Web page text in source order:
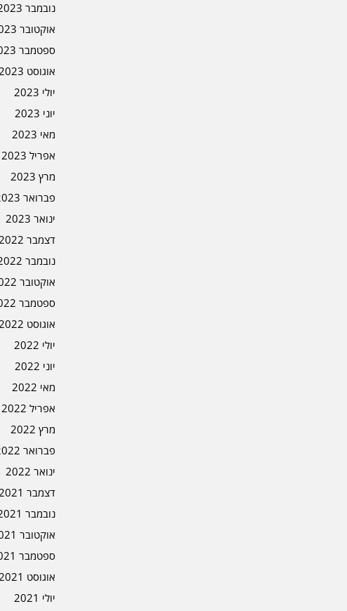
נובמבר 2023
אוקטובר 2023
ספטמבר 2023
אוגוסט 2023
יולי 2023
יוני 2023
מאי 2023
אפריל 2023
מרץ 2023
פברואר 2023
ינואר 2023
דצמבר 2022
נובמבר 2022
אוקטובר 2022
ספטמבר 2022
אוגוסט 2022
יולי 2022
יוני 2022
מאי 2022
אפריל 2022
מרץ 2022
פברואר 2022
ינואר 2022
דצמבר 2021
נובמבר 2021
אוקטובר 2021
ספטמבר 2021
אוגוסט 2021
יולי 2021